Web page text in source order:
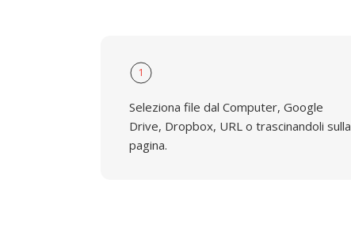
1
Seleziona file dal Computer, Google
Drive, Dropbox, URL o trascinandoli sulla
pagina.